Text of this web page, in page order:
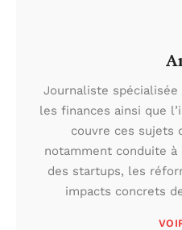
Journaliste
les finances ainsi que
couvre ces sujets
notamment conduite
des startups, les
impacts concrets